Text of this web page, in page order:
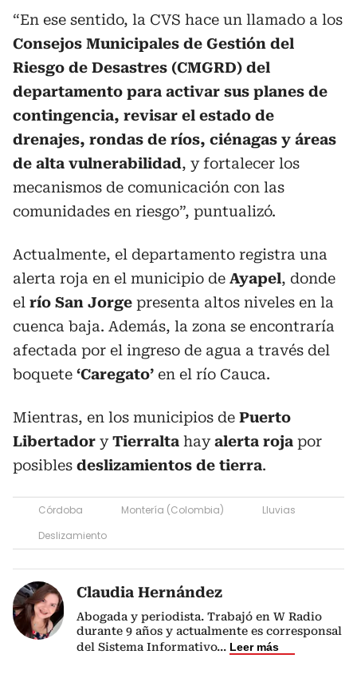
“En ese sentido, la CVS hace un llamado a los
Consejos Municipales de Gestión del
Riesgo de Desastres (CMGRD) del
departamento para activar sus planes de
contingencia, revisar el estado de
drenajes, rondas de ríos, ciénagas y áreas
de alta vulnerabilidad, y fortalecer los
mecanismos de comunicación con las
comunidades en riesgo”, puntualizó.
Actualmente, el departamento registra una
alerta roja en el municipio de Ayapel, donde
el río San Jorge presenta altos niveles en la
cuenca baja. Además, la zona se encontraría
afectada por el ingreso de agua a través del
boquete ‘Caregato’ en el río Cauca.
Mientras, en los municipios de Puerto
Libertador yTierralta hayalerta roja por
posibles deslizamientos de tierra.
Córdoba Montería (Colombia)
Lluvias
Deslizamiento
Claudia Hernández
Abogada y periodista. Trabajó en W Radio
durante 9 años y actualmente es corresponsal
del Sistema Informativo... Leer más